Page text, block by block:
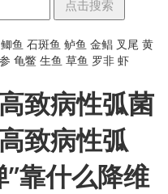
鲫鱼 石斑鱼 鲈鱼 金鲳 叉尾 黄
龟鳖 生鱼 草鱼 罗非 虾
致病性弧菌
致病性弧
靠什么降维